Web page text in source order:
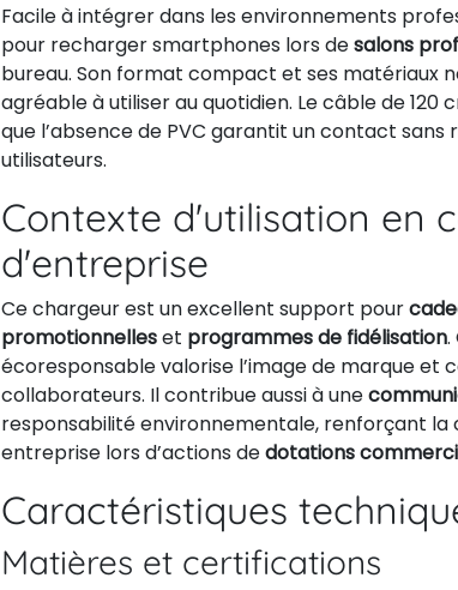
Facile à intégrer dans les environnements
pour recharger smartphones lors desalons
bureau. Son format compact et ses matériaux
agréable à utiliser au quotidien. Le câble de 120
que l’absence de PVC garantit un contact sans
utilisateurs.
Contexte d'utilisation en
d'entreprise
Ce chargeur est un excellent support pour
promotionnelleset programmes de fidélisation.
écoresponsable valorise l’image de marque et
collaborateurs. Il contribue aussi à une
responsabilité environnementale, renforçant
entreprise lors d’actions dedotations
Caractéristiques
Matières et certifications